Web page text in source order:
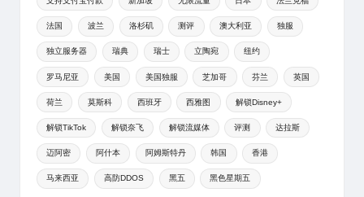
法国 波兰 洛杉矶 测评 澳大利亚 独服
独立服务器 瑞典 瑞士 立陶宛 纽约
罗马尼亚 美国 美国独服 芝加哥 芬兰 英国
荷兰 莫斯科 西班牙 西雅图 解锁Disney+
解锁TikTok 解锁奈飞 解锁流媒体 评测 达拉斯
迈阿密 阿什本 阿姆斯特丹 韩国 香港
马来西亚 高防DDOS 黑五 黑色星期五